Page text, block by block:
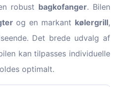
robust bagkofanger. Bilen
og en markant kølergrill,
Det brede udvalg af
kan tilpasses individuelle
optimalt.